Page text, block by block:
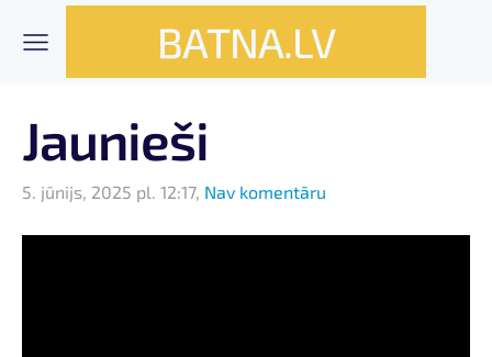
BATNA.LV
Jaunieši
5. jūnijs, 2025 pl. 12:17, Nav komentāru